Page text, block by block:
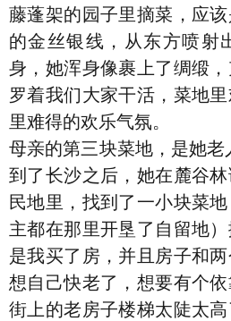
藤蓬架的园子里摘菜，应
的金丝银线，从东方喷射
身，她浑身像裹上了绸缎
罗着我们大家干活，菜地
里难得的欢乐气氛。
母亲的第三块菜地，是她老
到了长沙之后，她在麓谷
民地里，找到了一小块菜
主都在那里开垦了自留地
是我买了房，并且房子和
想自己快老了，想要有个
街上的老房子楼梯太陡太